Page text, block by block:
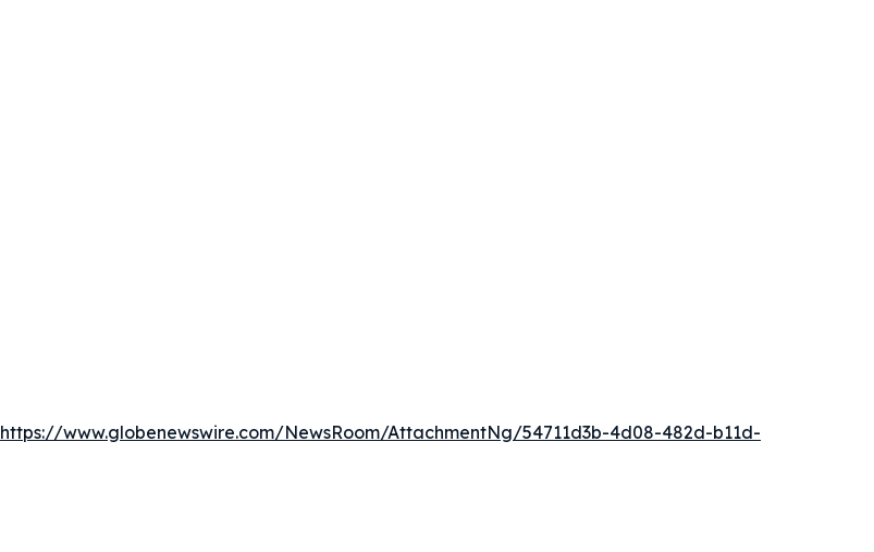
https://www.globenewswire.com/NewsRoom/AttachmentNg/54711d3b-4d08-482d-b11d-